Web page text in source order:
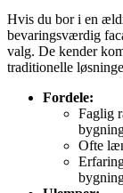
Hvis du bor i en
bevaringsværdig
valg. De kender
traditionelle
Fordele:
Faglig
Ofte